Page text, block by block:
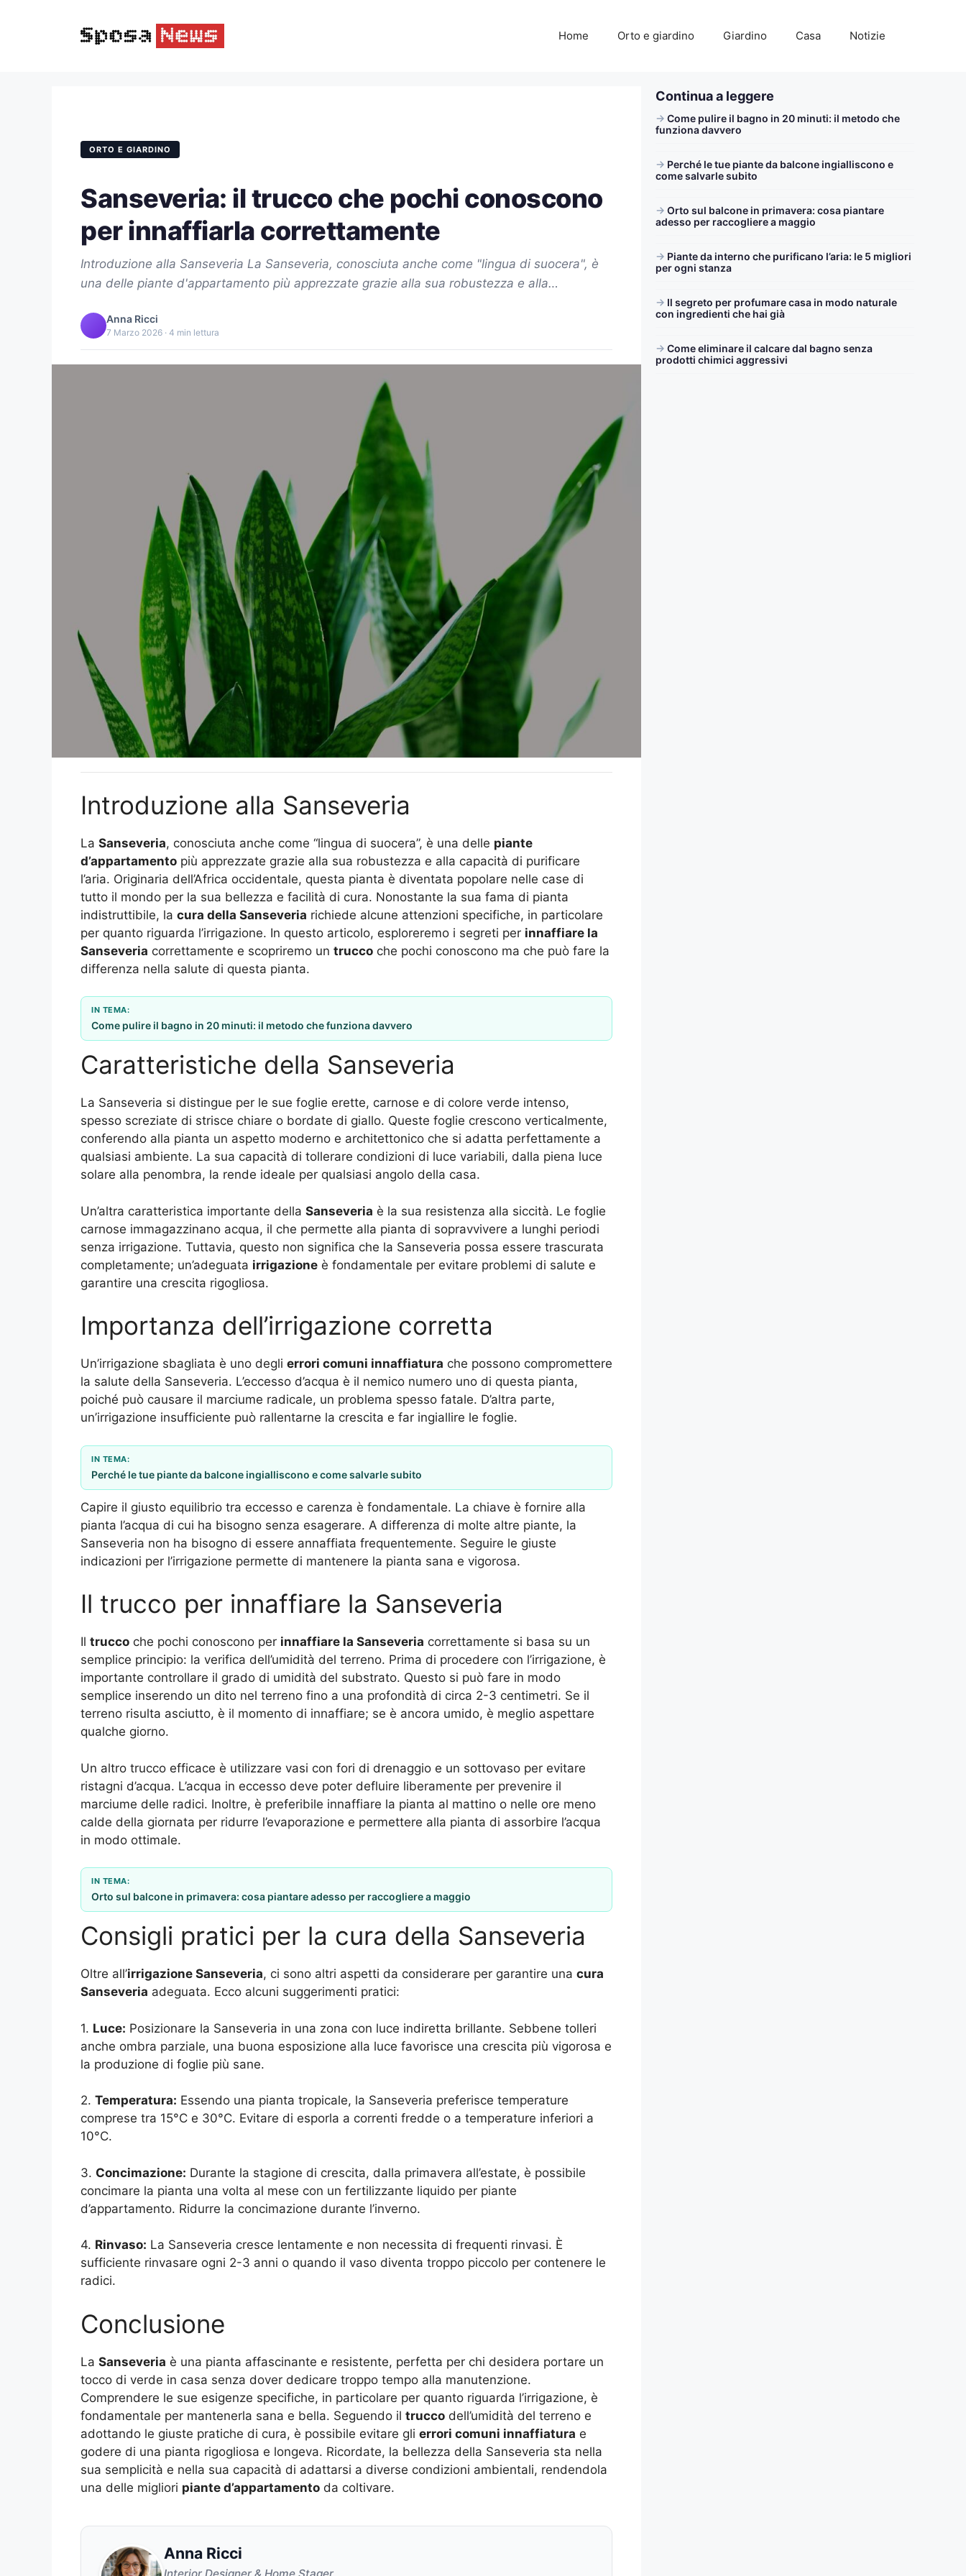
Home Orto e giardino Giardino Casa Notizie
ORTO E GIARDINO
Sanseveria: il trucco che pochi conoscono
per innaffiarla correttamente
Introduzione alla Sanseveria La Sanseveria, conosciuta anche come "lingua di suocera", è
una delle piante d'appartamento più apprezzate grazie alla sua robustezza e alla…
Anna Ricci
7 Marzo 2026 · 4 min lettura
Introduzione alla Sanseveria
La Sanseveria, conosciuta anche come “lingua di suocera”, è una delle piante
d’appartamento più apprezzate grazie alla sua robustezza e alla capacità di purificare
l’aria. Originaria dell’Africa occidentale, questa pianta è diventata popolare nelle case di
tutto il mondo per la sua bellezza e facilità di cura. Nonostante la sua fama di pianta
indistruttibile, la cura della Sanseveria richiede alcune attenzioni specifiche, in particolare
per quanto riguarda l’irrigazione. In questo articolo, esploreremo i segreti per innaffiare la
Sanseveria correttamente e scopriremo un trucco che pochi conoscono ma che può fare la
differenza nella salute di questa pianta.
IN TEMA:
Come pulire il bagno in 20 minuti: il metodo che funziona davvero
Caratteristiche della Sanseveria
La Sanseveria si distingue per le sue foglie erette, carnose e di colore verde intenso,
spesso screziate di strisce chiare o bordate di giallo. Queste foglie crescono verticalmente,
conferendo alla pianta un aspetto moderno e architettonico che si adatta perfettamente a
qualsiasi ambiente. La sua capacità di tollerare condizioni di luce variabili, dalla piena luce
solare alla penombra, la rende ideale per qualsiasi angolo della casa.
Un’altra caratteristica importante della Sanseveria è la sua resistenza alla siccità. Le foglie
carnose immagazzinano acqua, il che permette alla pianta di sopravvivere a lunghi periodi
senza irrigazione. Tuttavia, questo non significa che la Sanseveria possa essere trascurata
completamente; un’adeguata irrigazione è fondamentale per evitare problemi di salute e
garantire una crescita rigogliosa.
Importanza dell’irrigazione corretta
Un’irrigazione sbagliata è uno degli errori comuni innaffiatura che possono compromettere
la salute della Sanseveria. L’eccesso d’acqua è il nemico numero uno di questa pianta,
poiché può causare il marciume radicale, un problema spesso fatale. D’altra parte,
un’irrigazione insufficiente può rallentarne la crescita e far ingiallire le foglie.
IN TEMA:
Perché le tue piante da balcone ingialliscono e come salvarle subito
Capire il giusto equilibrio tra eccesso e carenza è fondamentale. La chiave è fornire alla
pianta l’acqua di cui ha bisogno senza esagerare. A differenza di molte altre piante, la
Sanseveria non ha bisogno di essere annaffiata frequentemente. Seguire le giuste
indicazioni per l’irrigazione permette di mantenere la pianta sana e vigorosa.
Il trucco per innaffiare la Sanseveria
Il trucco che pochi conoscono per innaffiare la Sanseveria correttamente si basa su un
semplice principio: la verifica dell’umidità del terreno. Prima di procedere con l’irrigazione, è
importante controllare il grado di umidità del substrato. Questo si può fare in modo
semplice inserendo un dito nel terreno fino a una profondità di circa 2-3 centimetri. Se il
terreno risulta asciutto, è il momento di innaffiare; se è ancora umido, è meglio aspettare
qualche giorno.
Un altro trucco efficace è utilizzare vasi con fori di drenaggio e un sottovaso per evitare
ristagni d’acqua. L’acqua in eccesso deve poter defluire liberamente per prevenire il
marciume delle radici. Inoltre, è preferibile innaffiare la pianta al mattino o nelle ore meno
calde della giornata per ridurre l’evaporazione e permettere alla pianta di assorbire l’acqua
in modo ottimale.
IN TEMA:
Orto sul balcone in primavera: cosa piantare adesso per raccogliere a maggio
Consigli pratici per la cura della Sanseveria
Oltre all’irrigazione Sanseveria, ci sono altri aspetti da considerare per garantire una cura
Sanseveria adeguata. Ecco alcuni suggerimenti pratici:
1. Luce: Posizionare la Sanseveria in una zona con luce indiretta brillante. Sebbene tolleri
anche ombra parziale, una buona esposizione alla luce favorisce una crescita più vigorosa e
la produzione di foglie più sane.
2. Temperatura: Essendo una pianta tropicale, la Sanseveria preferisce temperature
comprese tra 15°C e 30°C. Evitare di esporla a correnti fredde o a temperature inferiori a
10°C.
3. Concimazione: Durante la stagione di crescita, dalla primavera all’estate, è possibile
concimare la pianta una volta al mese con un fertilizzante liquido per piante
d’appartamento. Ridurre la concimazione durante l’inverno.
4. Rinvaso: La Sanseveria cresce lentamente e non necessita di frequenti rinvasi. È
sufficiente rinvasare ogni 2-3 anni o quando il vaso diventa troppo piccolo per contenere le
radici.
Conclusione
La Sanseveria è una pianta affascinante e resistente, perfetta per chi desidera portare un
tocco di verde in casa senza dover dedicare troppo tempo alla manutenzione.
Comprendere le sue esigenze specifiche, in particolare per quanto riguarda l’irrigazione, è
fondamentale per mantenerla sana e bella. Seguendo il trucco dell’umidità del terreno e
adottando le giuste pratiche di cura, è possibile evitare gli errori comuni innaffiatura e
godere di una pianta rigogliosa e longeva. Ricordate, la bellezza della Sanseveria sta nella
sua semplicità e nella sua capacità di adattarsi a diverse condizioni ambientali, rendendola
una delle migliori piante d’appartamento da coltivare.
Anna Ricci
Continua a leggere
Come pulire il bagno in 20 minuti: il metodo che
funziona davvero
Perché le tue piante da balcone ingialliscono e
come salvarle subito
Orto sul balcone in primavera: cosa piantare
adesso per raccogliere a maggio
Piante da interno che purificano l’aria: le 5 migliori
per ogni stanza
Il segreto per profumare casa in modo naturale
con ingredienti che hai già
Come eliminare il calcare dal bagno senza
prodotti chimici aggressivi